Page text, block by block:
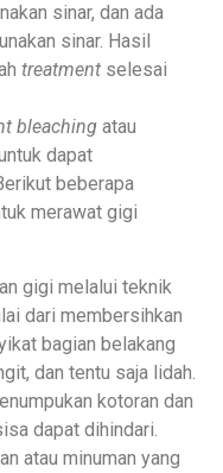
sinar, dan ada
sinar. Hasil
treatment selesai
bleaching atau
dapat
beberapa
merawat gigi
gigi melalui teknik
dari membersihkan
bagian belakang
dan tentu saja lidah.
kotoran dan
dapat dihindari.
atau minuman yang